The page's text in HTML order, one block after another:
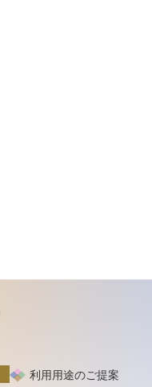
利用用途のご提案